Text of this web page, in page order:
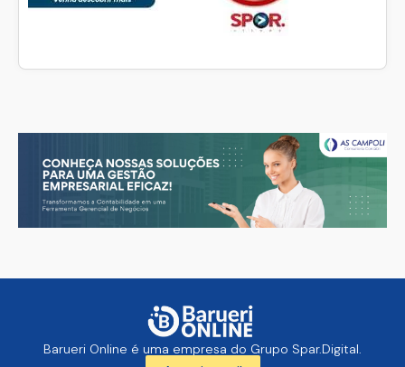
Barueri Online é uma empresa do Grupo Spar.Digital.